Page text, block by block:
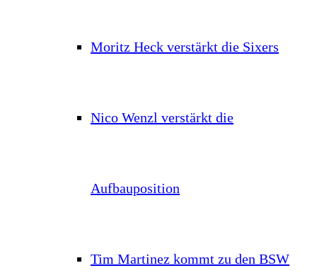
Moritz Heck verstärkt die Sixers
Nico Wenzl verstärkt die
Aufbauposition
Tim Martinez kommt zu den BSW